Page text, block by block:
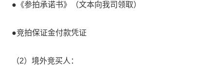
●《参拍承诺书》（文本向我司领取）
●竞拍保证金付款凭证
（2）境外竞买人：